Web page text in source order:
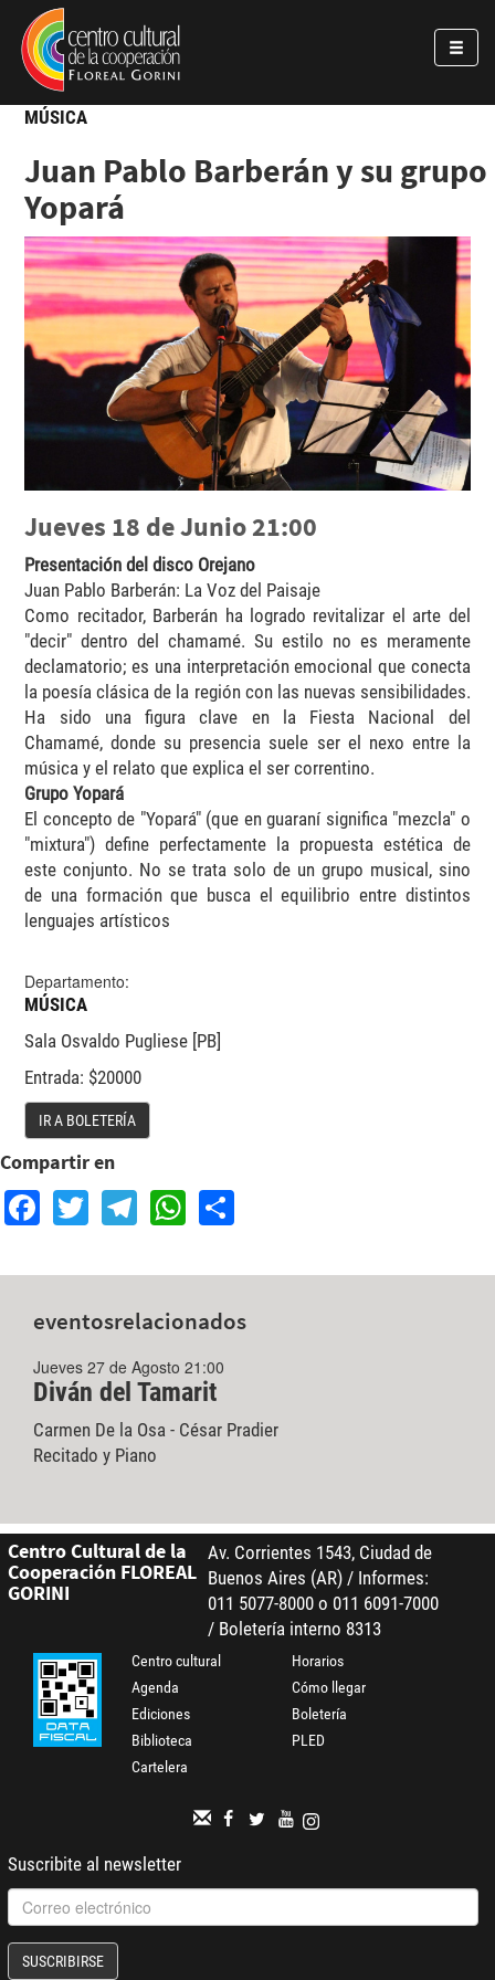
Pasar al contenido principal
Jump to main content
MÚSICA
Juan Pablo Barberán y su grupo
Yopará
Jueves 18 de Junio 21:00
Presentación del disco Orejano
Juan Pablo Barberán: La Voz del Paisaje
Como recitador, Barberán ha logrado revitalizar el arte del
"decir" dentro del chamamé. Su estilo no es meramente
declamatorio; es una interpretación emocional que conecta
la poesía clásica de la región con las nuevas sensibilidades.
Ha sido una figura clave en la Fiesta Nacional del
Chamamé, donde su presencia suele ser el nexo entre la
música y el relato que explica el ser correntino.
Grupo Yopará
El concepto de "Yopará" (que en guaraní significa "mezcla" o
"mixtura") define perfectamente la propuesta estética de
este conjunto. No se trata solo de un grupo musical, sino
de una formación que busca el equilibrio entre distintos
lenguajes artísticos
Departamento:
MÚSICA
Sala Osvaldo Pugliese [PB]
Entrada: $20000
IR A BOLETERÍA
Compartir en
Facebook
TwitterTelegram
WhatsApp
eventosrelacionados
Jueves 27 de Agosto 21:00
Diván del Tamarit
Carmen De la Osa - César Pradier
Recitado y Piano
Centro Cultural de la
Cooperación FLOREAL
GORINI
Av. Corrientes 1543, Ciudad de
Buenos Aires (AR) / Informes:
011 5077-8000 o 011 6091-7000
/ Boletería interno 8313
Centro cultural
Agenda
Ediciones
Biblioteca
Cartelera
Horarios
Cómo llegar
Boletería
PLED
Suscribite al newsletter
SUSCRIBIRSE